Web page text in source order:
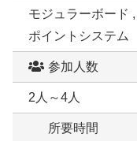
モジュラーボード
ポイントシステム
参加人数
2人～4人
所要時間